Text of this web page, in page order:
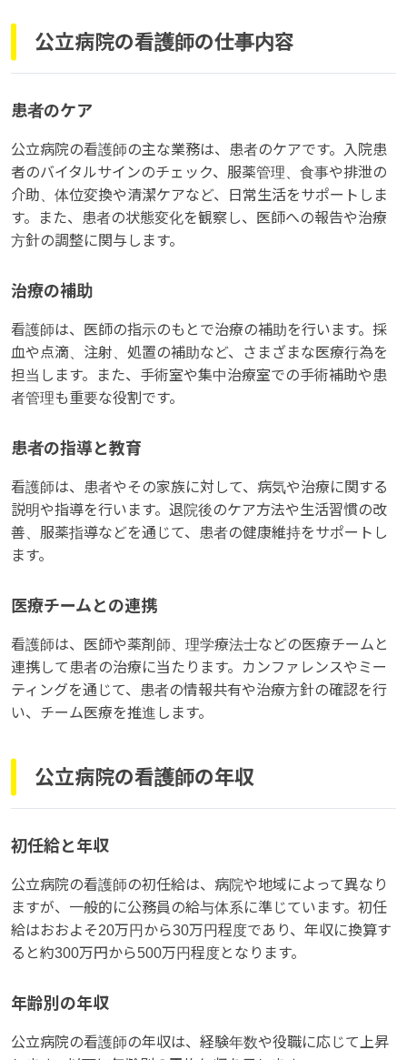
公立病院の看護師の仕事内容
患者のケア
公立病院の看護師の主な業務は、患者のケアです。入院患
者のバイタルサインのチェック、服薬管理、食事や排泄の
介助、体位変換や清潔ケアなど、日常生活をサポートしま
す。また、患者の状態変化を観察し、医師への報告や治療
方針の調整に関与します。
治療の補助
看護師は、医師の指示のもとで治療の補助を行います。採
血や点滴、注射、処置の補助など、さまざまな医療行為を
担当します。また、手術室や集中治療室での手術補助や患
者管理も重要な役割です。
患者の指導と教育
看護師は、患者やその家族に対して、病気や治療に関する
説明や指導を行います。退院後のケア方法や生活習慣の改
善、服薬指導などを通じて、患者の健康維持をサポートし
ます。
医療チームとの連携
看護師は、医師や薬剤師、理学療法士などの医療チームと
連携して患者の治療に当たります。カンファレンスやミー
ティングを通じて、患者の情報共有や治療方針の確認を行
い、チーム医療を推進します。
公立病院の看護師の年収
初任給と年収
公立病院の看護師の初任給は、病院や地域によって異なり
ますが、一般的に公務員の給与体系に準じています。初任
給はおおよそ20万円から30万円程度であり、年収に換算す
ると約300万円から500万円程度となります。
年齢別の年収
公立病院の看護師の年収は、経験年数や役職に応じて上昇